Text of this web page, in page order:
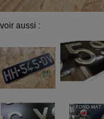
voir aussi :